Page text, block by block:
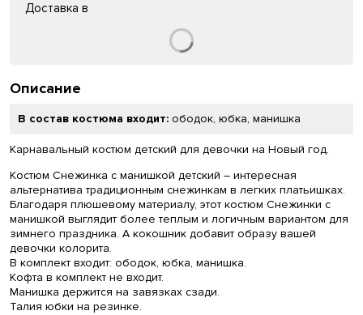
Доставка в
Описание
В состав костюма входит: ободок, юбка, манишка
Карнавальный костюм детский для девочки на Новый год.
Костюм Снежинка с манишкой детский – интересная
альтернатива традиционным снежинкам в легких платьишках.
Благодаря плюшевому материалу, этот костюм Снежинки с
манишкой выглядит более теплым и логичным вариантом для
зимнего праздника. А кокошник добавит образу вашей
девочки колорита.
В комплект входит: ободок, юбка, манишка.
Кофта в комплект не входит.
Манишка держится на завязках сзади.
Талия юбки на резинке.